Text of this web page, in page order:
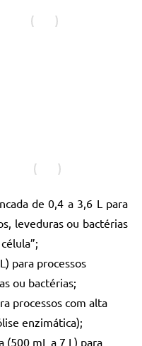
de 0,4 a 3,6 L para
leveduras ou bactérias
para processos
ou bactérias;
processos com alta
enzimática);
(500 mL a 7 L) para